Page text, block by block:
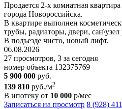
Продается 2-х комнатная
города Новороссийска.
В квартире выполнен
трубы, радиаторы, двери,
В подъезде чисто, новый лифт.
06.08.2026
27 просмотров, 3 за сегодня
номер объекта 132375769
5 900 000 руб.
139 810 руб./м2
В ипотеку от 10 000 р/мес
Записаться на просмотр 8 (928)